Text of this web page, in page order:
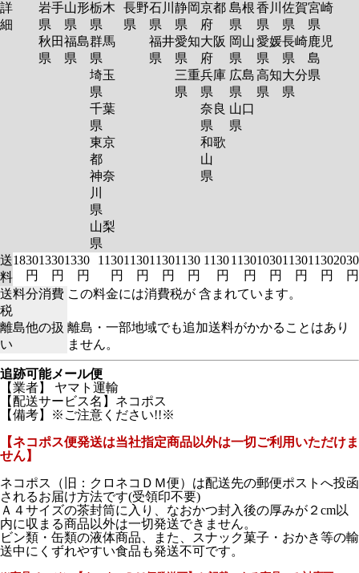
詳
細
岩手
県
秋田
県
山形
県
福島
県
栃木
県
群馬
県
埼玉
県
千葉
県
東京
都
神奈
川
県
山梨
県
長野
県
石川
県
福井
県
静岡
県
愛知
県
三重
県
京都
府
大阪
府
兵庫
県
奈良
県
和歌
山
県
島根
県
岡山
県
広島
県
山口
県
香川
県
愛媛
県
高知
県
佐賀
県
長崎
県
大分
県
宮崎
県
鹿児
島
県
送
料
1830
円
1330
円
1330
円
1130
円
1130
円
1130
円
1130
円
1130
円
1130
円
1030
円
1130
円
1130
円
2030
円
送料分消費
税
この料金には消費税が 含まれています。
離島他の扱
い
離島・一部地域でも追加送料がかかることはあり
ません。
追跡可能メール便
【業者】 ヤマト運輸
【配送サービス名】ネコポス
【備考】※ご注意ください!!※
【ネコポス便発送は当社指定商品以外は一切ご利用いただけま
せん】
ネコポス（旧：クロネコＤＭ便）は配送先の郵便ポストへ投函
されるお届け方法です(受領印不要)
Ａ４サイズの茶封筒に入り、なおかつ封入後の厚みが２cm以
内に収まる商品以外は一切発送できません。
ビン類・缶類の液体商品、また、スナック菓子・おかき等の輸
送中にくずれやすい食品も発送不可です。